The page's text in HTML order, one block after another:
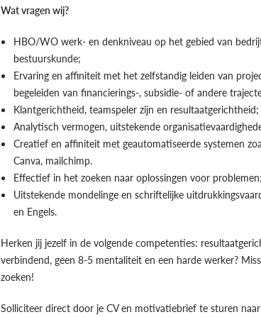
Wat vragen wij?
HBO/WO werk- en denkniveau op het gebied van
bestuurskunde;
Ervaring en affiniteit met het zelfstandig leiden van
begeleiden van financierings-, subsidie- of andere
Klantgerichtheid, teamspeler zijn en resultaatgerichtheid;
Analytisch vermogen, uitstekende
Creatief en affiniteit met geautomatiseerde systemen
Canva, mailchimp.
Effectief in het zoeken naar oplossingen voor problemen;
Uitstekende mondelinge en schriftelijke
en Engels.
Herken jij jezelf in de volgende competenties:
verbindend, geen 8-5 mentaliteit en een harde werker?
zoeken!
Solliciteer direct door je CV en motivatiebrief te sturen naar